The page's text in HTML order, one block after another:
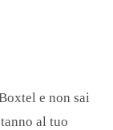
e non sai
al tuo